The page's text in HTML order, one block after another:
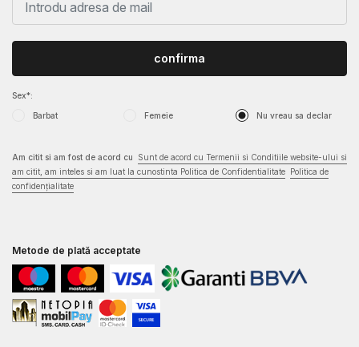
Sex*:
Barbat Femeie Nu vreau sa declar
confirma
Am citit si am fost de acord cu
Sunt de acord cu Termenii si Conditiile website-ului si
am citit, am inteles si am luat la cunostinta Politica de Confidentialitate Politica de
confidențialitate
Metode de plată acceptate